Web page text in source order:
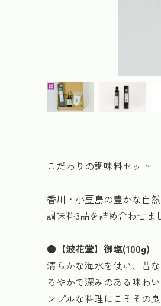
こだわりの調味料セット
香川・小豆島の豊かな自
調味料3品を詰め合わせま
● 【波花堂】御塩(100g)
清らかな海水を使い、昔
ろやかで深みのある味わ
ンプルな料理にこそその